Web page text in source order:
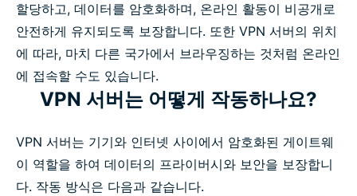
할당하고, 데이터를 암호화하며, 온라인 활동이 비공개로
안전하게 유지되도록 보장합니다. 또한 VPN 서버의 위치
에 따라, 마치 다른 국가에서 브라우징하는 것처럼 온라인
에 접속할 수도 있습니다.
VPN 서버는 어떻게 작동하나요?
VPN 서버는 기기와 인터넷 사이에서 암호화된 게이트웨
이 역할을 하여 데이터의 프라이버시와 보안을 보장합니
다. 작동 방식은 다음과 같습니다.